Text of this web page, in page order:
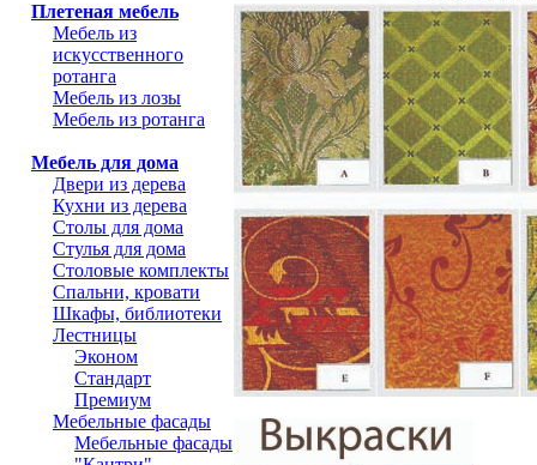
Плетеная мебель
Мебель из
искусственного
ротанга
Мебель из лозы
Мебель из ротанга
Мебель для дома
Двери из дерева
Кухни из дерева
Столы для дома
Стулья для дома
Столовые комплекты
Спальни, кровати
Шкафы, библиотеки
Лестницы
Эконом
Стандарт
Премиум
Мебельные фасады
Мебельные фасады